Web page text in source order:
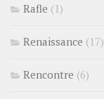
Rafle (1)
Renaissance (17)
Rencontre (6)